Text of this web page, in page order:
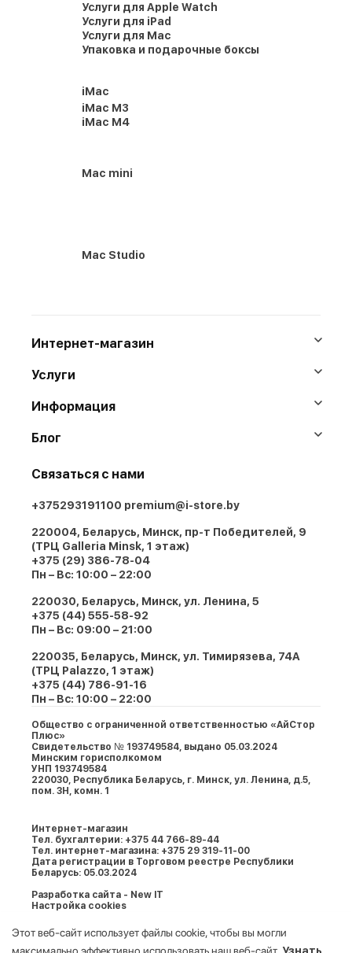
Услуги для Apple Watch
Услуги для iPad
Услуги для Mac
Упаковка и подарочные боксы
iMac
iMac M3
iMac M4
Mac mini
Mac Studio
Интернет-магазин
Услуги
Информация
Блог
Связаться с нами
+375293191100 premium@i-store.by
220004, Беларусь, Минск, пр-т Победителей, 9
(ТРЦ Galleria Minsk, 1 этаж)
+375 (29) 386-78-04
Пн – Вс: 10:00 – 22:00
220030, Беларусь, Минск, ул. Ленина, 5
+375 (44) 555-58-92
Пн – Вс: 09:00 – 21:00
220035, Беларусь, Минск, ул. Тимирязева, 74A
(ТРЦ Palazzo, 1 этаж)
+375 (44) 786-91-16
Пн – Вс: 10:00 – 22:00
Общество с ограниченной ответственностью «АйСтор
Плюс»
Свидетельство № 193749584, выдано 05.03.2024
Минским горисполкомом
УНП 193749584
220030, Республика Беларусь, г. Минcк, ул. Ленина, д.5,
пом. 3Н, комн. 1
Интернет-магазин
Тел. бухгалтерии: +375 44 766-89-44
Тел. интернет-магазина: +375 29 319-11-00
Дата регистрации в Торговом реестре Республики
Беларусь: 05.03.2024
Разработка сайта - New IT
Настройка cookies
Этот веб-сайт использует файлы cookie, чтобы вы могли